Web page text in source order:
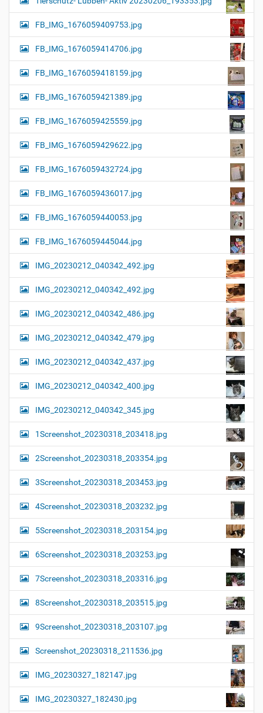
FB_IMG_1676059409753.jpg
FB_IMG_1676059414706.jpg
FB_IMG_1676059418159.jpg
FB_IMG_1676059421389.jpg
FB_IMG_1676059425559.jpg
FB_IMG_1676059429622.jpg
FB_IMG_1676059432724.jpg
FB_IMG_1676059436017.jpg
FB_IMG_1676059440053.jpg
FB_IMG_1676059445044.jpg
IMG_20230212_040342_492.jpg
IMG_20230212_040342_492.jpg
IMG_20230212_040342_486.jpg
IMG_20230212_040342_479.jpg
IMG_20230212_040342_437.jpg
IMG_20230212_040342_400.jpg
IMG_20230212_040342_345.jpg
1Screenshot_20230318_203418.jpg
2Screenshot_20230318_203354.jpg
3Screenshot_20230318_203453.jpg
4Screenshot_20230318_203232.jpg
5Screenshot_20230318_203154.jpg
6Screenshot_20230318_203253.jpg
7Screenshot_20230318_203316.jpg
8Screenshot_20230318_203515.jpg
9Screenshot_20230318_203107.jpg
Screenshot_20230318_211536.jpg
IMG_20230327_182147.jpg
IMG_20230327_182430.jpg